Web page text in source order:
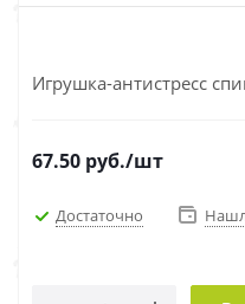
Игрушка-антистресс
67.50 руб./шт
Достаточно